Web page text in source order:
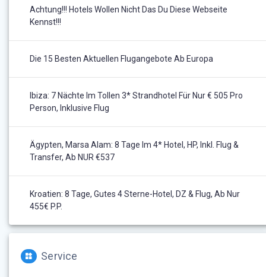
Achtung!!! Hotels Wollen Nicht Das Du Diese Webseite
Kennst!!!
Die 15 Besten Aktuellen Flugangebote Ab Europa
Ibiza: 7 Nächte Im Tollen 3* Strandhotel Für Nur € 505 Pro
Person, Inklusive Flug
Ägypten, Marsa Alam: 8 Tage Im 4* Hotel, HP, Inkl. Flug &
Transfer, Ab NUR €537
Kroatien: 8 Tage, Gutes 4 Sterne-Hotel, DZ & Flug, Ab Nur
455€ P.P.
Service